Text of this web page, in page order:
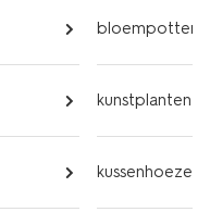
bloempotten
kunstplanten
kussenhoezen